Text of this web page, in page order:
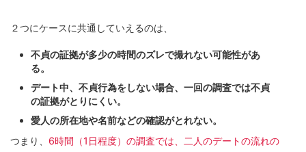
２つにケースに共通していえるのは、
不貞の証拠が多少の時間のズレで撮れない可能性があ
る。
デート中、不貞行為をしない場合、一回の調査では不貞
の証拠がとりにくい。
愛人の所在地や名前などの確認がとれない。
つまり、 6時間（1日程度）の調査では、二人のデートの流れの